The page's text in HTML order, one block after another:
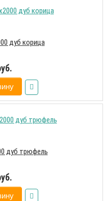
дуб корица
дуб трюфель